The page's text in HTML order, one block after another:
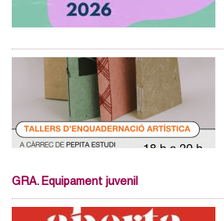
GRA. Equipament juvenil